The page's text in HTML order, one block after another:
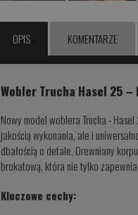
OPIS KOMENTARZE
Wobler Trucha Hasel 25 –
Nowy model woblera Trucha -
jakością wykonania, ale i
dbałością o detale. Drewniany
brokatową, która nie tylko
Kluczowe cechy: